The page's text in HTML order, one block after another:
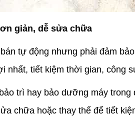
giản, dễ sửa chữa
tự động nhưng phải đảm
nhất, tiết kiệm thời gian, công
trì hay bảo dưỡng máy
chữa hoặc thay thế để tiết